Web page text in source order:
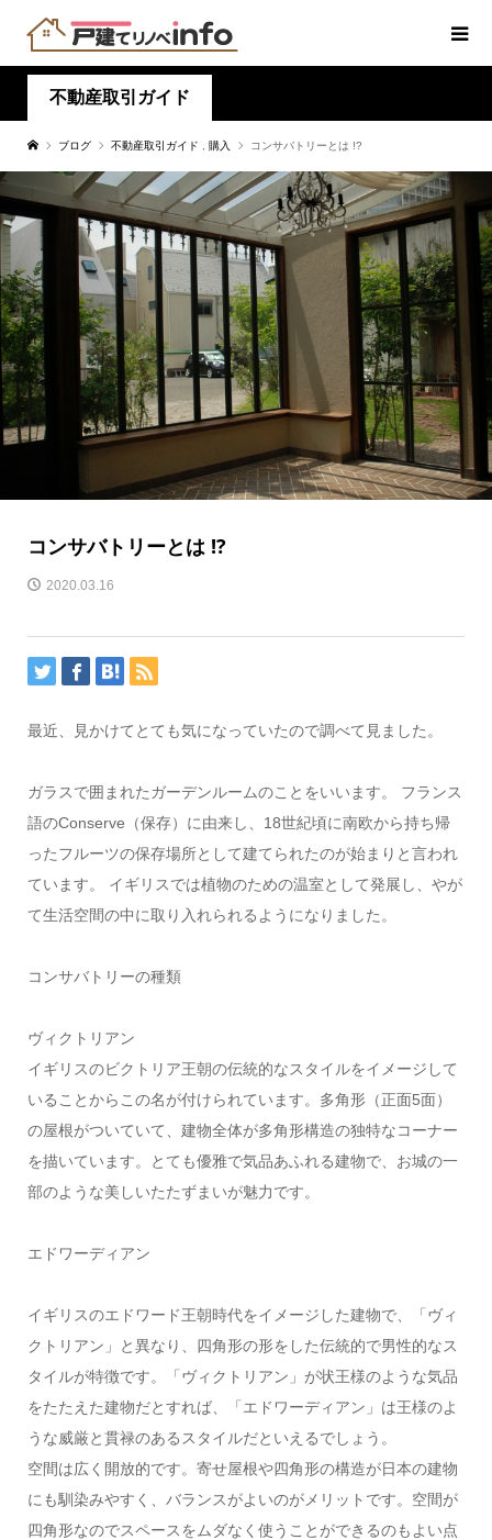
不動産取引ガイド
ブログ 不動産取引ガイド 購入 コンサバトリーとは !?
コンサバトリーとは !?
2020.03.16
最近、見かけてとても気になっていたので調べて見ました。
ガラスで囲まれたガーデンルームのことをいいます。 フランス
語のConserve（保存）に由来し、18世紀頃に南欧から持ち帰
ったフルーツの保存場所として建てられたのが始まりと言われ
ています。 イギリスでは植物のための温室として発展し、やが
て生活空間の中に取り入れられるようになりました。
コンサバトリーの種類
ヴィクトリアン
イギリスのビクトリア王朝の伝統的なスタイルをイメージして
いることからこの名が付けられています。多角形（正面5面）
の屋根がついていて、建物全体が多角形構造の独特なコーナー
を描いています。とても優雅で気品あふれる建物で、お城の一
部のような美しいたたずまいが魅力です。
エドワーディアン
イギリスのエドワード王朝時代をイメージした建物で、「ヴィ
クトリアン」と異なり、四角形の形をした伝統的で男性的なス
タイルが特徴です。「ヴィクトリアン」が状王様のような気品
をたたえた建物だとすれば、「エドワーディアン」は王様のよ
うな威厳と貫禄のあるスタイルだといえるでしょう。
空間は広く開放的です。寄せ屋根や四角形の構造が日本の建物
にも馴染みやすく、バランスがよいのがメリットです。空間が
四角形なのでスペースをムダなく使うことができるのもよい点